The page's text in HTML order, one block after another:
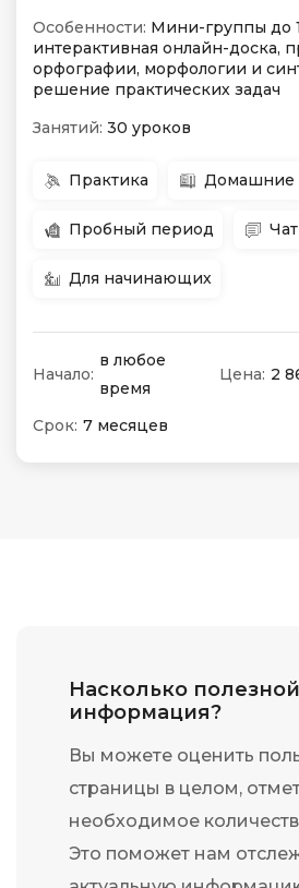
Особенности: Мини-группы до
интерактивная онлайн-доска,
орфографии, морфологии и
решение практических задач
Занятий: 30 уроков
Практика Домашние
Пробный период Чат
Для начинающих
Начало:
в любое
время
Цена: 2
Срок: 7 месяцев
Насколько
информация?
Вы можете оценить
страницы в целом,
необходимое
Это поможет нам